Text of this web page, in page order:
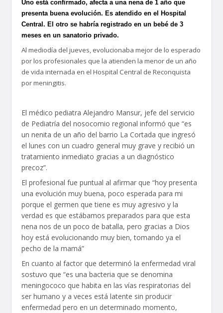
Uno está confirmado, afecta a una nena de 1 año que
presenta buena evolución. Es atendido en el Hospital
Central. El otro se habría registrado en un bebé de 3
meses en un sanatorio privado.
Al mediodía del jueves, evolucionaba mejor de lo esperado
por los profesionales que la atienden la menor de un año
de vida internada en el Hospital Central de Reconquista
por meningitis.
El médico pediatra Alejandro Mansur, jefe del servicio
de Pediatría del nosocomio regional informó que “es
un nenita de un año del barrio La Cortada que ingresó
el lunes con un cuadro general muy grave y recibió un
tratamiento inmediato gracias a un diagnóstico
precoz”.
El profesional fue puntual al afirmar que “hoy presenta
una evolución muy buena, poco esperada para mi
porque el germen que tiene es muy agresivo y la
verdad es que estábamos preparados para que esta
nena nos de un poco de batalla, pero gracias a Dios
hoy está evolucionando muy bien, tomando ya el
pecho de la mamá”
En cuanto al factor que determinó la enfermedad viral
sostuvo que “es una bacteria que se denomina
meningococo que habita en las vías respiratorias del
ser humano y a veces está latente sin producir
enfermedad pero en un determinado momento,